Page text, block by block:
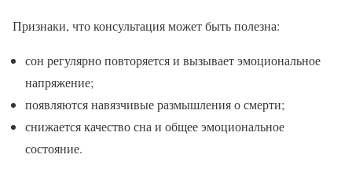
Признаки, что консультация может быть полезна:
сон регулярно повторяется и вызывает эмоциональное
напряжение;
появляются навязчивые размышления о смерти;
снижается качество сна и общее эмоциональное
состояние.